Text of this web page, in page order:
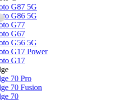
G87 5G
G86 5G
G77
G67
G56 5G
G17 Power
G17
70 Pro
70 Fusion
70